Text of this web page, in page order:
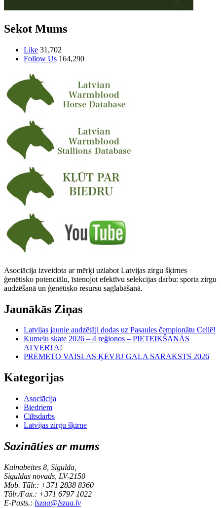
Sekot Mums
Like 31,702
Follow Us 164,290
Asociācija izveidota ar mērķi uzlabot Latvijas zirgu šķirnes
ģenētisko potenciālu, īstenojot efektīvu selekcijas darbu: sporta zirgu
audzēšanā un ģenētisko resursu saglabāšanā.
Jaunākās Ziņas
Latvijas jaunie audzētāji dodas uz Pasaules čempionātu Cellē!
Kumeļu skate 2026 – 4 reģionos – PIETEIKŠANĀS
ATVĒRTA!
PRĒMĒTO VAISLAS ĶĒVJU GALA SARAKSTS 2026
Kategorijas
Asociācija
Biedriem
Ciltsdarbs
Latvijas zirgu šķirne
Sazināties ar mums
Kalnabeites 8, Sigulda,
Siguldas novads, LV-2150
Mob. Tālr.: +371 2838 8360
Tālr./Fax.: +371 6797 1022
E-Pasts.: lszaa@lszaa.lv